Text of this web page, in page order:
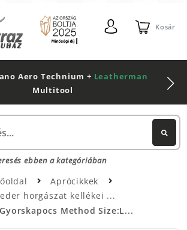
Kosár
Aero Technium + Leatherman
Multitool
ebben a kategóriában
Aprócikkek
horgászat kellékei
Method Size:L...